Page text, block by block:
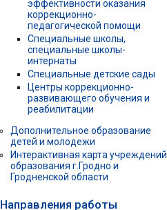
эффективности оказания
коррекционно-
педагогической помощи
Специальные школы,
специальные школы-
интернаты
Специальные детские сады
Центры коррекционно-
развивающего обучения и
реабилитации
Дополнительное образование
детей и молодежи
Интерактивная карта учреждений
образования г.Гродно и
Гродненской области
Направления работы